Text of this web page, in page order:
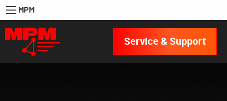
MPM
Service & Support